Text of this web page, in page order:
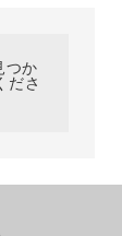
つか
ださ